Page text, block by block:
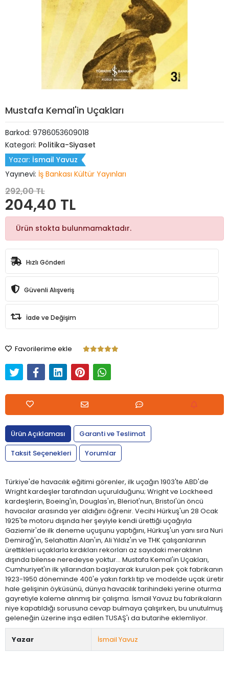
Mustafa Kemal'in Uçakları
Barkod: 9786053609018
Kategori: Politika-Siyaset
Yazar: İsmail Yavuz
Yayınevi: İş Bankası Kültür Yayınları
292,00 TL
204,40 TL
Ürün stokta bulunmamaktadır.
Hızlı Gönderi
Güvenli Alışveriş
İade ve Değişim
Favorilerime ekle
Ürün Açıklaması
Garanti ve Teslimat
Taksit Seçenekleri
Yorumlar
Türkiye'de havacılık eğitimi görenler, ilk uçağın 1903'te ABD'de
Wright kardeşler tarafından uçurulduğunu; Wright ve Lockheed
kardeşlerin, Boeing'in, Douglas'ın, Bleriot'nun, Bristol'ün öncü
havacılar arasında yer aldığını öğrenir. Vecihi Hürkuş'un 28 Ocak
1925'te motoru dışında her şeyiyle kendi ürettiği uçağıyla
Gaziemir'de ilk deneme uçuşunu yaptığını, Hürkuş'un yanı sıra Nuri
Demirağ'ın, Selahattin Alan'ın, Ali Yıldız'ın ve THK çalışanlarının
ürettikleri uçaklarla kırdıkları rekorları az sayıdaki meraklının
dışında bilense neredeyse yoktur… Mustafa Kemal'in Uçakları,
Cumhuriyet'in ilk yıllarından başlayarak kurulan pek çok fabrikanın
1923-1950 döneminde 400'e yakın farklı tip ve modelde uçak üretir
hale gelişinin öyküsünü, dünya havacılık tarihindeki yerine oturma
gayretiyle kaleme alınmış bir çalışma. İsmail Yavuz bu fabrikaların
niye kapatıldığı sorusuna cevap bulmaya çalışırken, bu unutulmuş
geleneğin üzerine inşa edilen TUSAŞ'ı da butarihe eklemliyor.
Yazar İsmail Yavuz